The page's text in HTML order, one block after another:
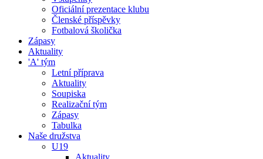
Oficiální prezentace klubu
Členské příspěvky
Fotbalová školička
Zápasy
Aktuality
'A' tým
Letní příprava
Aktuality
Soupiska
Realizační tým
Zápasy
Tabulka
Naše družstva
U19
Aktuality